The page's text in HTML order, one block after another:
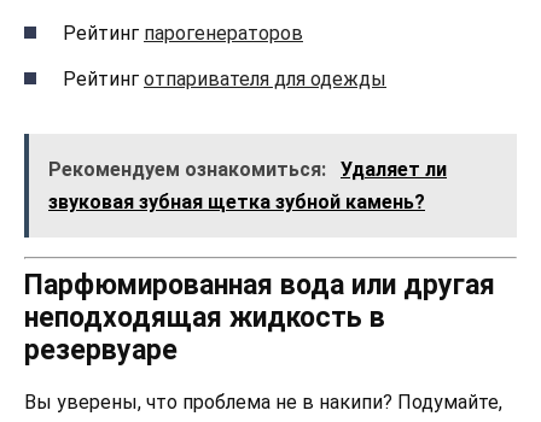
Рейтинг парогенераторов
Рейтинг отпаривателя для одежды
Рекомендуем ознакомиться:
Удаляет ли
звуковая зубная щетка зубной камень?
Парфюмированная вода или другая
неподходящая жидкость в
резервуаре
Вы уверены, что проблема не в накипи? Подумайте,